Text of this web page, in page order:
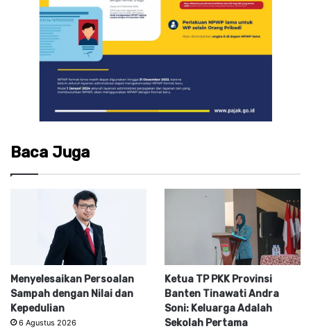
Baca Juga
Menyelesaikan Persoalan
Sampah dengan Nilai dan
Kepedulian
6 Agustus 2026
Ketua TP PKK Provinsi
Banten Tinawati Andra
Soni: Keluarga Adalah
Sekolah Pertama